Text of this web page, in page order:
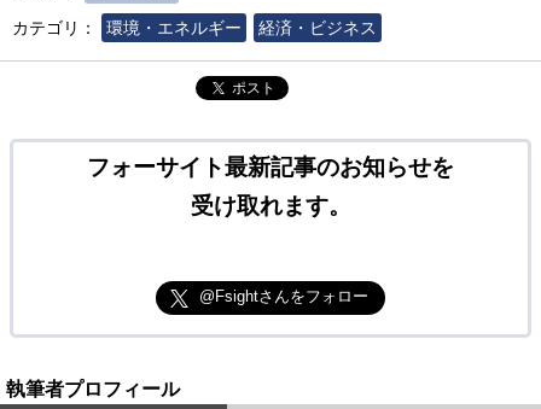
カテゴリ：
環境・エネルギー 経済・ビジネス
ポスト
フォーサイト最新記事のお知らせを
受け取れます。
@Fsightさんをフォロー
執筆者プロフィール